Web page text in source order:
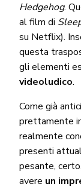
Hedgehog.
al film di
su Netflix).
questa
gli elementi
videoludico.
Come già
prettamente
realmente
presenti
pesante,
avere un